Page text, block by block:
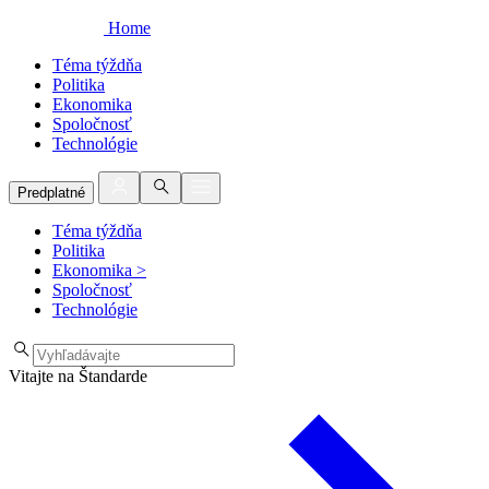
Home
Téma týždňa
Politika
Ekonomika
Spoločnosť
Technológie
Predplatné
Téma týždňa
Politika
Ekonomika >
Spoločnosť
Technológie
Vitajte na Štandarde